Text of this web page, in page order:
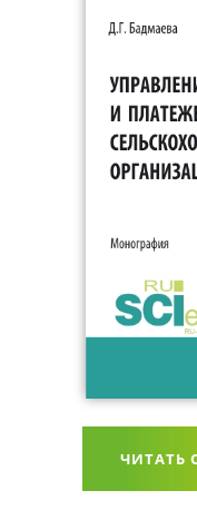
ЧИТАТЬ